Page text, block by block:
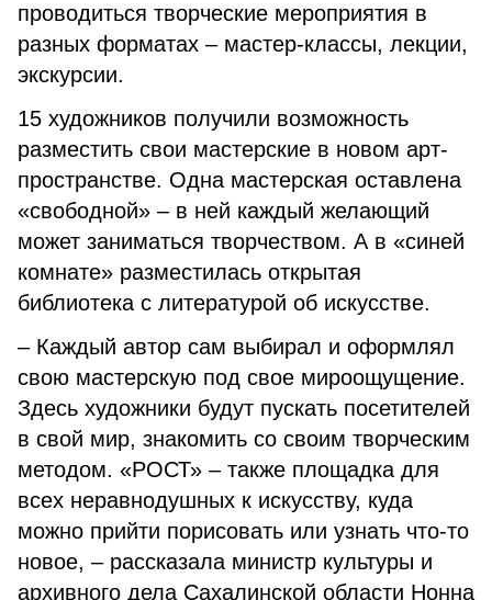
проводиться творческие мероприятия в
разных форматах – мастер-классы, лекции,
экскурсии.
15 художников получили возможность
разместить свои мастерские в новом арт-
пространстве. Одна мастерская оставлена
«свободной» – в ней каждый желающий
может заниматься творчеством. А в «синей
комнате» разместилась открытая
библиотека с литературой об искусстве.
– Каждый автор сам выбирал и оформлял
свою мастерскую под свое мироощущение.
Здесь художники будут пускать посетителей
в свой мир, знакомить со своим творческим
методом. «РОСТ» – также площадка для
всех неравнодушных к искусству, куда
можно прийти порисовать или узнать что-то
новое, – рассказала министр культуры и
архивного дела Сахалинской области Нонна